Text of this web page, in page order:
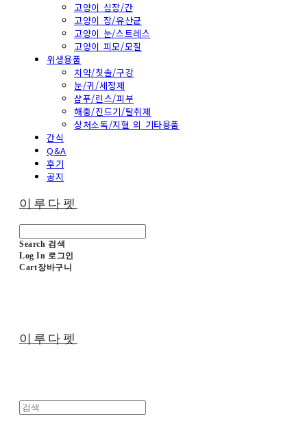
고양이 심장/간
고양이 장/유산균
고양이 눈/스트레스
고양이 피모/모질
위생용품
치약/칫솔/구강
눈/귀/세정제
샴푸/린스/피부
해충/진드기/탈취제
상처소독/지혈 외 기타용품
간식
Q&A
후기
공지
이루다펫
Search 검색
Log In 로그인
Cart장바구니
이루다펫